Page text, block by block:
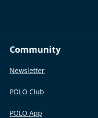
Community
Newsletter
POLO Club
POLO App